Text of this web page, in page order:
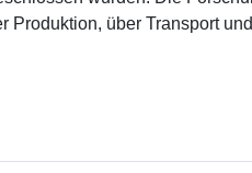
Produktion, über Transport